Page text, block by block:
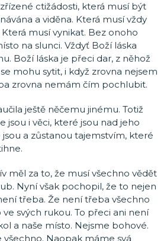
ctižádosti, která musí být
a viděna. Která musí vždy
musí vynikat. Bez onoho
na slunci. Vždyť Boží láska
Boží láska je přeci dar, z něhož
mohu sytit, i když zrovna nejsem
zrovna nemám čím pochlubit.
ještě něčemu jinému. Totiž
jsou i věci, které jsou nad jeho
jsou a zůstanou tajemstvím, které
měl za to, že musí všechno vědět
Nyní však pochopil, že to nejen
třeba. Že není třeba všechno
svých rukou. To přeci ani není
a naše místo. Nejsme bohové.
Naopak máme svá